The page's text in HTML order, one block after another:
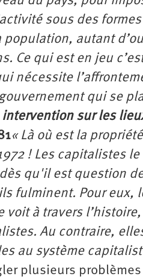
sous des
population, autant
Ce qui est en jeu
nécessite
qui se
sur les
« Là où est la
! Les capitalistes
qu'il est question
fulminent. Pour eux,
voit à travers
Au contraire,
au système
plusieurs